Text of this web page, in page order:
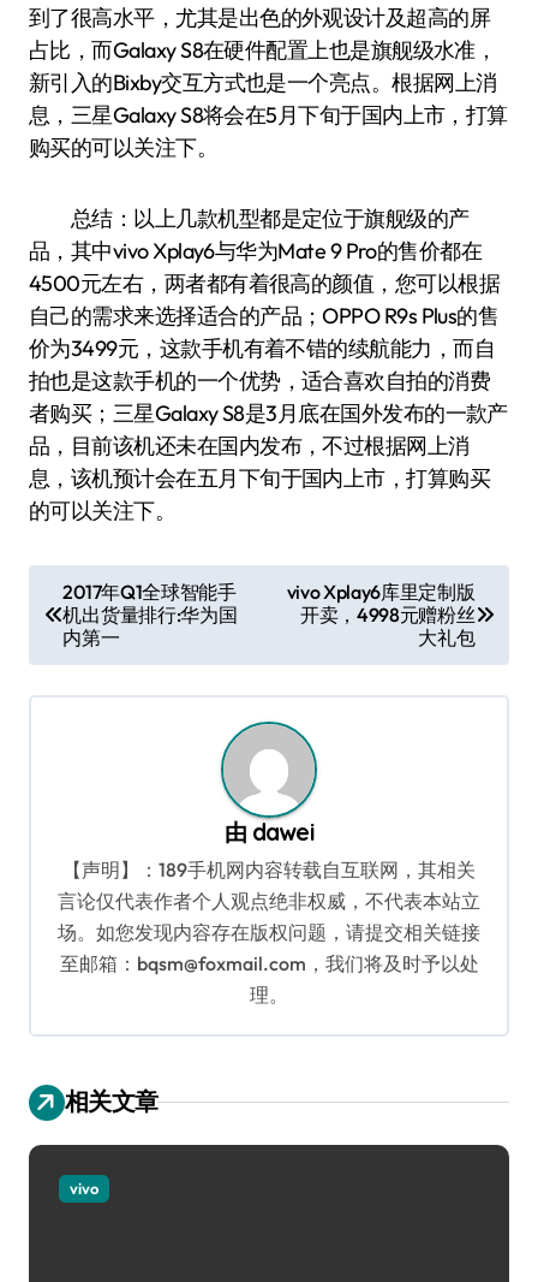
到了很高水平，尤其是出色的外观设计及超高的屏
占比，而Galaxy S8在硬件配置上也是旗舰级水准，
新引入的Bixby交互方式也是一个亮点。根据网上消
息，三星Galaxy S8将会在5月下旬于国内上市，打算
购买的可以关注下。
总结：以上几款机型都是定位于旗舰级的产
品，其中vivo Xplay6与华为Mate 9 Pro的售价都在
4500元左右，两者都有着很高的颜值，您可以根据
自己的需求来选择适合的产品；OPPO R9s Plus的售
价为3499元，这款手机有着不错的续航能力，而自
拍也是这款手机的一个优势，适合喜欢自拍的消费
者购买；三星Galaxy S8是3月底在国外发布的一款产
品，目前该机还未在国内发布，不过根据网上消
息，该机预计会在五月下旬于国内上市，打算购买
的可以关注下。
章
导
航
2017年Q1全球智能手
机出货量排行:华为国
内第一
vivo Xplay6库里定制版
开卖，4998元赠粉丝
大礼包
由 dawei
【声明】：189手机网内容转载自互联网，其相关
言论仅代表作者个人观点绝非权威，不代表本站立
场。如您发现内容存在版权问题，请提交相关链接
至邮箱：bqsm@foxmail.com，我们将及时予以处
理。
相关文章
vivo